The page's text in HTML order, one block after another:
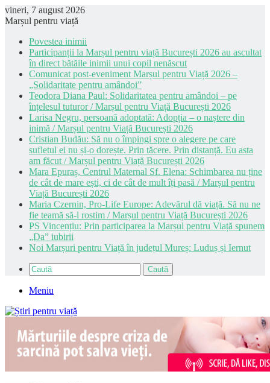
vineri, 7 august 2026
Marșul pentru viață
Povestea inimii
Participanții la Marșul pentru viață București 2026 au ascultat
în direct bătăile inimii unui copil nenăscut
Comunicat post-eveniment Marșul pentru Viață 2026 –
„Solidaritate pentru amândoi”
Teodora Diana Paul: Solidaritatea pentru amândoi – pe
înțelesul tuturor / Marșul pentru Viață București 2026
Larisa Negru, persoană adoptată: Adopția – o naștere din
inimă / Marșul pentru Viață București 2026
Cristian Budău: Să nu o împingi spre o alegere pe care
sufletul ei nu și-o dorește. Prin tăcere. Prin distanță. Eu asta
am făcut / Marșul pentru Viață București 2026
Mara Epuraș, Centrul Maternal Sf. Elena: Schimbarea nu ține
de cât de mare ești, ci de cât de mult îți pasă / Marșul pentru
Viață București 2026
Maria Czernin, Pro-Life Europe: Adevărul dă viață. Să nu ne
fie teamă să-l rostim / Marșul pentru Viață București 2026
PS Vincențiu: Prin participarea la Marșul pentru Viață spunem
„Da” iubirii
Noi Marșuri pentru Viață în județul Mureș: Luduș și Iernut
Caută
Meniu